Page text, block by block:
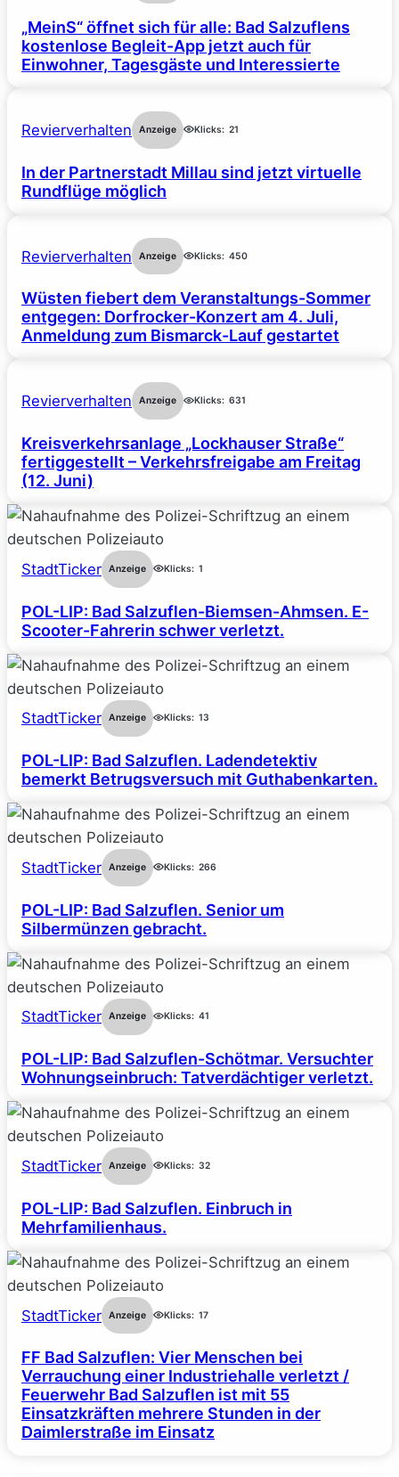
„MeinS“ öffnet sich für alle: Bad Salzuflens
kostenlose Begleit-App jetzt auch für
Einwohner, Tagesgäste und Interessierte
Revierverhalten Anzeige Klicks: 21
In der Partnerstadt Millau sind jetzt virtuelle
Rundflüge möglich
Revierverhalten Anzeige Klicks: 450
Wüsten fiebert dem Veranstaltungs-Sommer
entgegen: Dorfrocker-Konzert am 4. Juli,
Anmeldung zum Bismarck-Lauf gestartet
Revierverhalten Anzeige Klicks: 631
Kreisverkehrsanlage „Lockhauser Straße“
fertiggestellt – Verkehrsfreigabe am Freitag
(12. Juni)
StadtTicker Anzeige Klicks: 1
POL-LIP: Bad Salzuflen-Biemsen-Ahmsen. E-
Scooter-Fahrerin schwer verletzt.
StadtTicker Anzeige Klicks: 13
POL-LIP: Bad Salzuflen. Ladendetektiv
bemerkt Betrugsversuch mit Guthabenkarten.
StadtTicker Anzeige Klicks: 266
POL-LIP: Bad Salzuflen. Senior um
Silbermünzen gebracht.
StadtTicker Anzeige Klicks: 41
POL-LIP: Bad Salzuflen-Schötmar. Versuchter
Wohnungseinbruch: Tatverdächtiger verletzt.
StadtTicker Anzeige Klicks: 32
POL-LIP: Bad Salzuflen. Einbruch in
Mehrfamilienhaus.
StadtTicker Anzeige Klicks: 17
FF Bad Salzuflen: Vier Menschen bei
Verrauchung einer Industriehalle verletzt /
Feuerwehr Bad Salzuflen ist mit 55
Einsatzkräften mehrere Stunden in der
Daimlerstraße im Einsatz